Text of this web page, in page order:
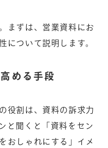
まずは、営業資料にお
について説明します。
める手段
役割は、資料の訴求力
と聞くと「資料をセン
おしゃれにする」イメ